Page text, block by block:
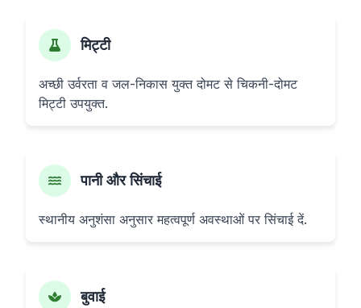
मिट्टी
अच्छी उर्वरता व जल-निकास युक्त दोमट से चिकनी-दोमट
मिट्टी उपयुक्त.
पानी और सिंचाई
स्थानीय अनुशंसा अनुसार महत्वपूर्ण अवस्थाओं पर सिंचाई दें.
बुवाई